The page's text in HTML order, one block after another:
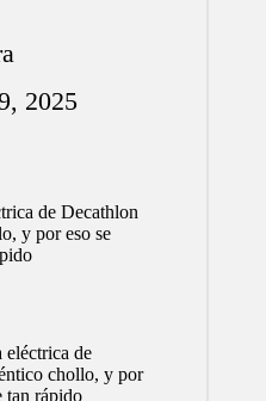
2025
de
chollo, y por
tan rápido